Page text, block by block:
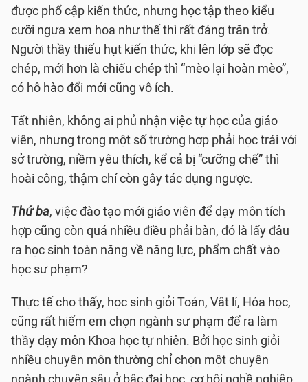
được phổ cập kiến thức, nhưng học tập theo kiểu
cưỡi ngựa xem hoa như thế thì rất đáng trăn trở.
Người thầy thiếu hụt kiến thức, khi lên lớp sẽ đọc
chép, mới hơn là chiếu chép thì “mèo lại hoàn mèo”,
có hô hào đổi mới cũng vô ích.
Tất nhiên, không ai phủ nhận việc tự học của giáo
viên, nhưng trong một số trường hợp phải học trái với
sở trường, niềm yêu thích, kể cả bị “cưỡng chế” thì
hoài công, thậm chí còn gây tác dụng ngược.
Thứ ba, việc đào tạo mới giáo viên để dạy môn tích
hợp cũng còn quá nhiều điều phải bàn, đó là lấy đâu
ra học sinh toàn năng về năng lực, phẩm chất vào
học sư phạm?
Thực tế cho thấy, học sinh giỏi Toán, Vật lí, Hóa học,
cũng rất hiếm em chọn ngành sư phạm để ra làm
thầy dạy môn Khoa học tự nhiên. Bởi học sinh giỏi
nhiều chuyên môn thường chỉ chọn một chuyên